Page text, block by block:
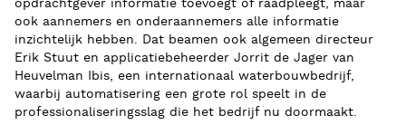
opdrachtgever informatie toevoegt of raadpleegt, maar
ook aannemers en onderaannemers alle informatie
inzichtelijk hebben. Dat beamen ook algemeen directeur
Erik Stuut en applicatiebeheerder Jorrit de Jager van
Heuvelman Ibis, een internationaal waterbouwbedrijf,
waarbij automatisering een grote rol speelt in de
professionaliseringsslag die het bedrijf nu doormaakt.